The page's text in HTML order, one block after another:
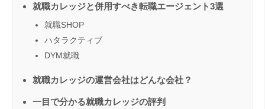
就職カレッジと併用すべき転職エージェント3選
就職SHOP
ハタラクティブ
DYM就職
就職カレッジの運営会社はどんな会社？
一目で分かる就職カレッジの評判